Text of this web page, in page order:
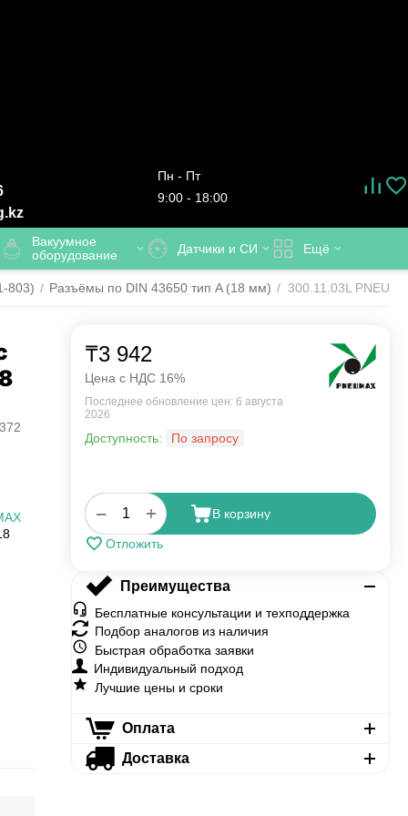
Пн - Пт
9:00 - 18:00
Вакуумное
оборудование
Датчики и СИ Ещё
803) / Разъёмы по DIN 43650 тип A (18 мм) / 300.11.03L
₸3 942
Цена с НДС 16%
Последнее обновление цен: 6 августа
2026
Доступность: По запросу
+
− В корзину
Отложить
Преимущества
Бесплатные консультации и техподдержка
Подбор аналогов из наличия
Быстрая обработка заявки
Индивидуальный подход
Лучшие цены и сроки
Оплата
Доставка